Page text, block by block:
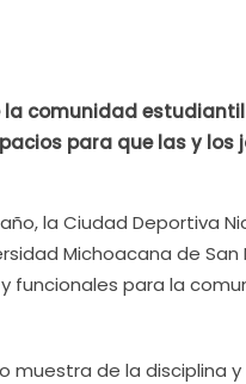
comunidad
para que las y los
la Ciudad Deportiva
Michoacana de San
para la
de la disciplina